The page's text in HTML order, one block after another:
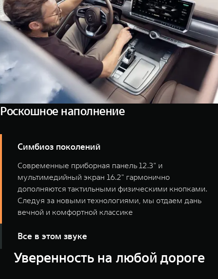
Роскошное наполнение
Симбиоз поколений
Современные приборная панель 12.3" и
мультимедийный экран 16.2" гармонично
дополняются тактильными физическими кнопками.
Следуя за новыми технологиями, мы отдаем дань
вечной и комфортной классике
Все в этом звуке
Благодаря современным инженерным и
технологическим решениям, новая премиальная
Уверенность на любой дороге